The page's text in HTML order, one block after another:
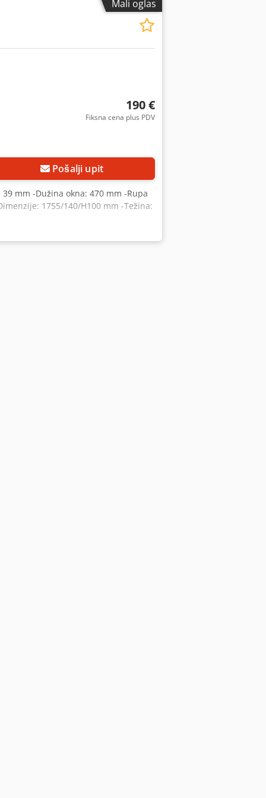
Mali oglas
190 €
Fiksna cena plus PDV
Pošalji upit
mm -Dužina okna: 470 mm -Rupa
1755/140/H100 mm -Težina: